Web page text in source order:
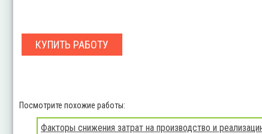
КУПИТЬ РАБОТУ
Посмотрите похожие работы:
Факторы снижения затрат на производство и